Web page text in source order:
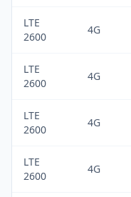
LTE
2600
4G
LTE
2600
4G
LTE
2600
4G
LTE
2600
4G